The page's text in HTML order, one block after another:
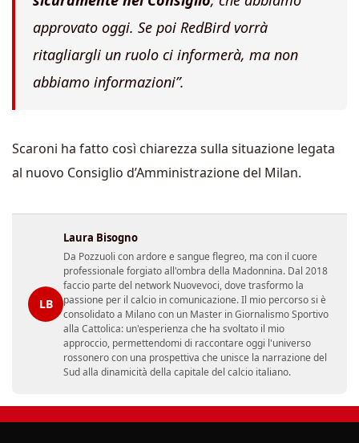
approvato oggi. Se poi RedBird vorrà
ritagliargli un ruolo ci informerà, ma non
abbiamo informazioni”.
Scaroni ha fatto così chiarezza sulla situazione legata
al nuovo Consiglio d’Amministrazione del Milan.
LB
Laura Bisogno
Da Pozzuoli con ardore e sangue flegreo, ma con il cuore
professionale forgiato all'ombra della Madonnina. Dal 2018
faccio parte del network Nuovevoci, dove trasformo la
passione per il calcio in comunicazione. Il mio percorso si è
consolidato a Milano con un Master in Giornalismo Sportivo
alla Cattolica: un'esperienza che ha svoltato il mio
approccio, permettendomi di raccontare oggi l'universo
rossonero con una prospettiva che unisce la narrazione del
Sud alla dinamicità della capitale del calcio italiano.